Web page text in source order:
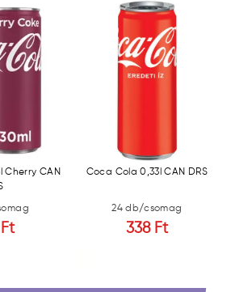
Cherry CAN
Coca Cola 0,33l CAN DRS
24 db/csomag
338 Ft